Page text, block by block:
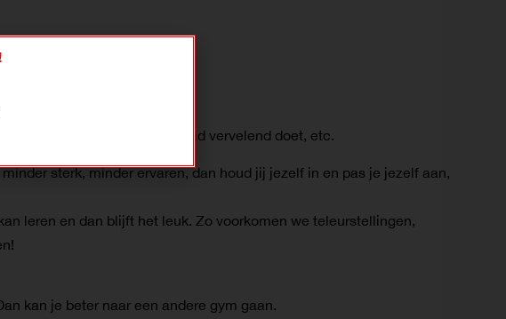
fijn is, te hard gaat, iemand vervelend doet, etc.
sterk, minder ervaren, dan houd jij jezelf in en pas je jezelf aan,
leren en dan blijft het leuk. Zo voorkomen we teleurstellingen,
kan je beter naar een andere gym gaan.